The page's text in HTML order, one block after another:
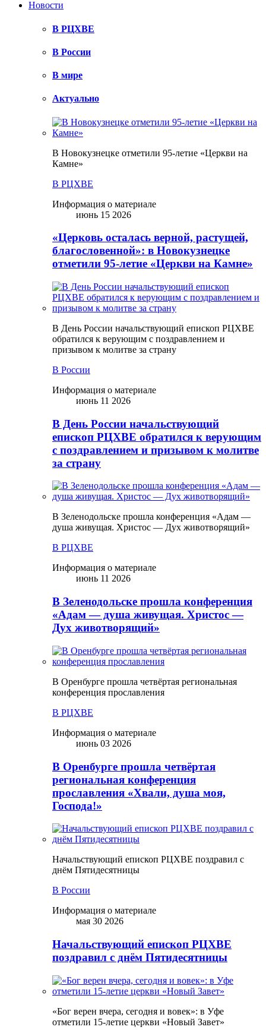
Новости
В РЦХВЕ
В России
В мире
Актуально
В Новокузнецке отметили 95-летие «Церкви на
Камне»
В РЦХВЕ
Информация о материале
июнь 15 2026
«Церковь осталась верной, растущей,
благословенной»: в Новокузнецке
отметили 95-летие «Церкви на Камне»
В День России начальствующий епископ РЦХВЕ
обратился к верующим с поздравлением и
призывом к молитве за страну
В России
Информация о материале
июнь 11 2026
В День России начальствующий
епископ РЦХВЕ обратился к верующим
с поздравлением и призывом к молитве
за страну
В Зеленодольске прошла конференция «Адам —
душа живущая. Христос — Дух животворящий»
В РЦХВЕ
Информация о материале
июнь 11 2026
В Зеленодольске прошла конференция
«Адам — душа живущая. Христос —
Дух животворящий»
В Оренбурге прошла четвёртая региональная
конференция прославления
В РЦХВЕ
Информация о материале
июнь 03 2026
В Оренбурге прошла четвёртая
региональная конференция
прославления «Хвали, душа моя,
Господа!»
Начальствующий епископ РЦХВЕ поздравил с
днём Пятидесятницы
В России
Информация о материале
мая 30 2026
Начальствующий епископ РЦХВЕ
поздравил с днём Пятидесятницы
«Бог верен вчера, сегодня и вовек»: в Уфе
отметили 15-летие церкви «Новый Завет»